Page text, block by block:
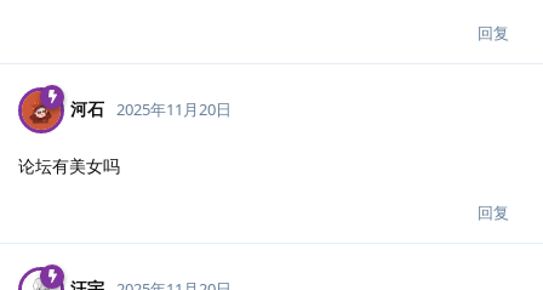
回复
河石 2025年11月20日
论坛有美女吗
回复